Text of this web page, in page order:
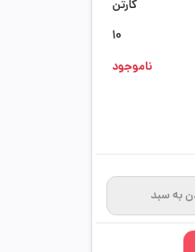
کارتن
10
ناموجود
به سبد